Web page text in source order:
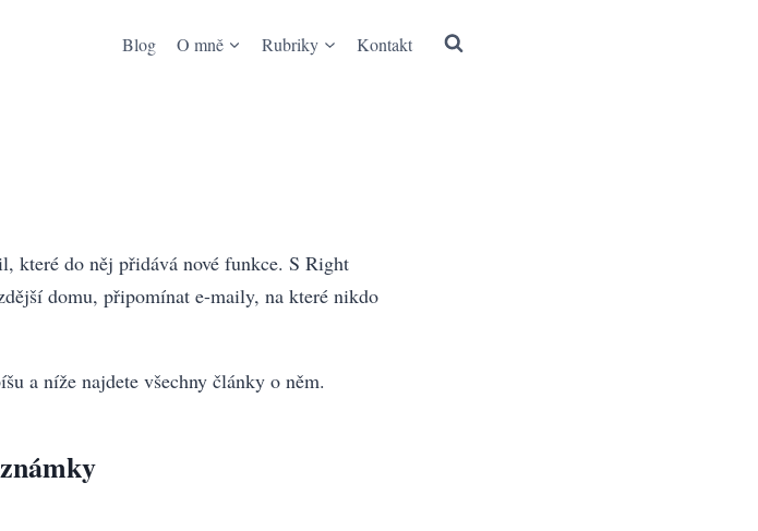
Blog O mně Rubriky Kontakt
které do něj přidává nové funkce. S Right
domu, připomínat e-maily, na které nikdo
a níže najdete všechny články o něm.